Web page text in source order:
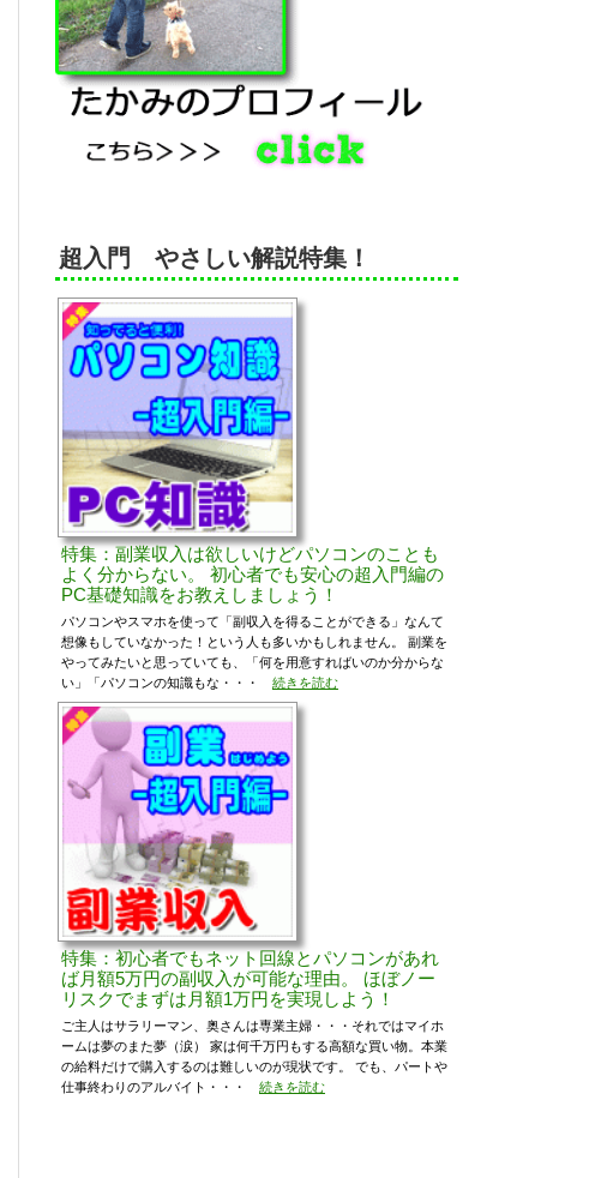
超入門 やさしい解説特集！
特集：副業収入は欲しいけどパソコンのことも
よく分からない。 初心者でも安心の超入門編の
PC基礎知識をお教えしましょう！
パソコンやスマホを使って「副収入を得ることができる」なんて
想像もしていなかった！という人も多いかもしれません。 副業を
やってみたいと思っていても、「何を用意すればいのか分からな
い」「パソコンの知識もな・・・ 続きを読む
特集：初心者でもネット回線とパソコンがあれ
ば月額5万円の副収入が可能な理由。 ほぼノー
リスクでまずは月額1万円を実現しよう！
ご主人はサラリーマン、奥さんは専業主婦・・・それではマイホ
ームは夢のまた夢（涙） 家は何千万円もする高額な買い物。本業
の給料だけで購入するのは難しいのが現状です。 でも、パートや
仕事終わりのアルバイト・・・ 続きを読む